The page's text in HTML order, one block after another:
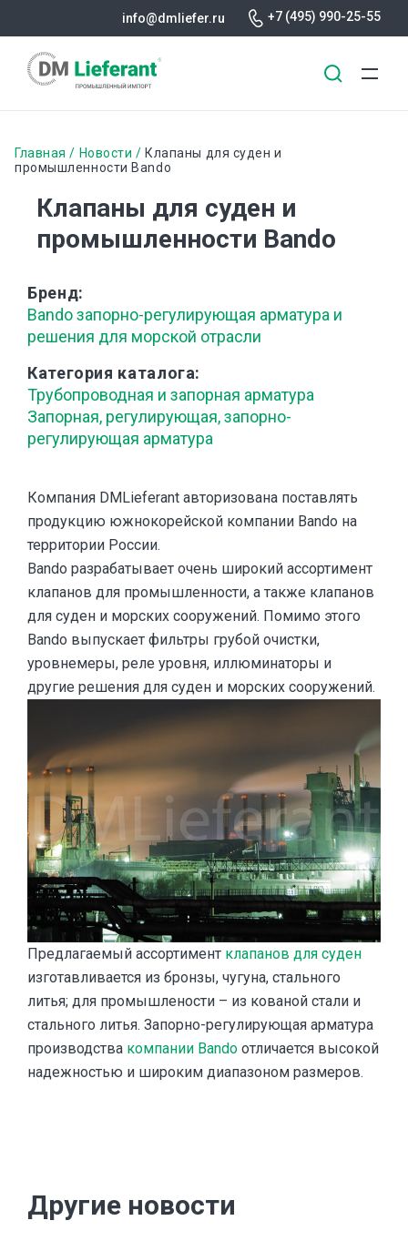
основному
info@dmliefer.ru +7 (495) 990-25-55
Строка
навигации
Главная Новости
Клапаны для суден и
промышленности Bando
Клапаны для суден и
промышленности Bando
Бренд
Bando запорно-регулирующая арматура и
решения для морской отрасли
Категория каталога
Трубопроводная и запорная арматура
Запорная, регулирующая, запорно-
регулирующая арматура
Компания DMLieferant авторизована поставлять
продукцию южнокорейской компании Bando на
территории России.
Bando разрабатывает очень широкий ассортимент
клапанов для промышленности, а также клапанов
для суден и морских сооружений. Помимо этого
Bando выпускает фильтры грубой очистки,
уровнемеры, реле уровня, иллюминаторы и
другие решения для суден и морских сооружений.
Предлагаемый ассортимент клапанов для суден
изготавливается из бронзы, чугуна, стального
литья; для промышлености – из кованой стали и
стального литья. Запорно-регулирующая арматура
производства компании Bando отличается высокой
надежностью и широким диапазоном размеров.
Другие новости